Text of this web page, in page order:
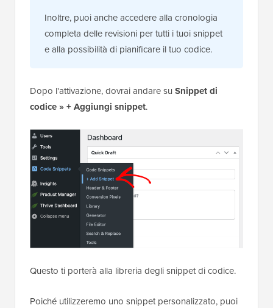
Inoltre, puoi anche accedere alla cronologia
completa delle revisioni per tutti i tuoi snippet
e alla possibilità di pianificare il tuo codice.
Dopo l'attivazione, dovrai andare su Snippet di
codice » + Aggiungi snippet.
Questo ti porterà alla libreria degli snippet di codice.
Poiché utilizzeremo uno snippet personalizzato, puoi